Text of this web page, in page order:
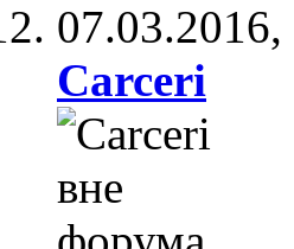
07.03.2016,
Carceri